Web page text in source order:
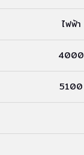
ไฟฟ้า
4000
5100